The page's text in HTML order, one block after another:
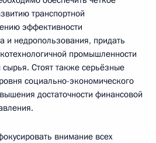
транспортной
эффективности
и недропользования, придать
промышленности
сырья. Стоят также серьёзные
социально-экономического
достаточности финансовой
внимание всех